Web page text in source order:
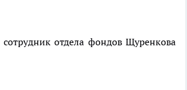
сотрудник отдела фондов Щуренкова